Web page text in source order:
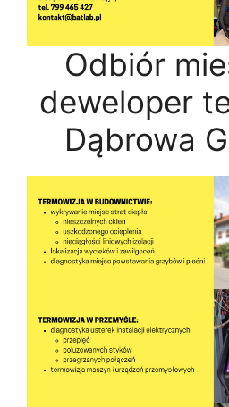
Odbiór
deweloper
Dąbrowa